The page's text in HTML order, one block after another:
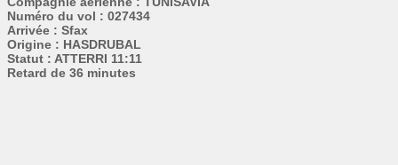
Numéro du vol : 027434
Arrivée : Sfax
Origine : HASDRUBAL
Statut : ATTERRI 11:11
Retard de 36 minutes